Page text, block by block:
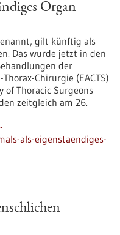
Organ
gilt künftig als
Das wurde jetzt in den
der
Chirurgie (EACTS)
of Thoracic Surgeons
zeitgleich am 26.
als-eigenstaendiges-